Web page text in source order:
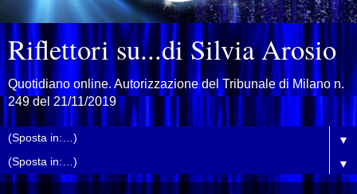
Riflettori su...di Silvia Arosio
Quotidiano online. Autorizzazione del Tribunale di Milano n.
249 del 21/11/2019
▼
▼